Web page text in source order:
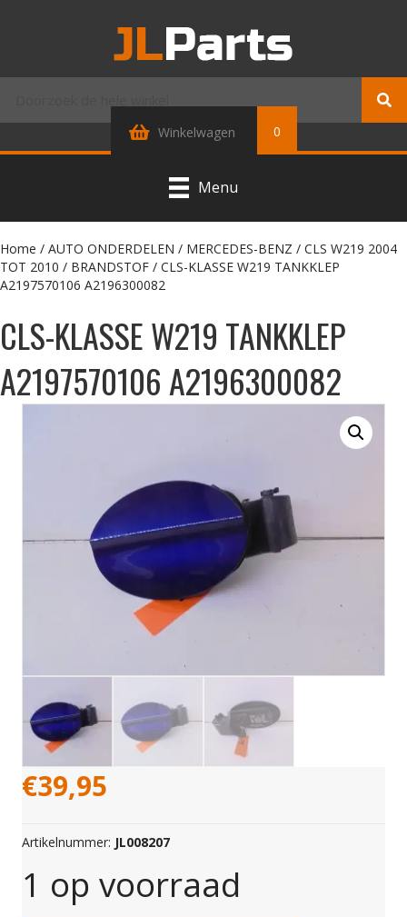
Winkelwagen 0
Menu
Home / AUTO ONDERDELEN / MERCEDES-BENZ / CLS W219 2004
TOT 2010 / BRANDSTOF / CLS-KLASSE W219 TANKKLEP
A2197570106 A2196300082
CLS-KLASSE W219 TANKKLEP
A2197570106 A2196300082
€39,95
Artikelnummer: JL008207
1 op voorraad